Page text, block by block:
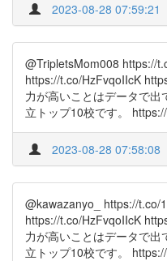
2023-08-28 07:59:21
@TripletsMom008 https://
https://t.co/HzFvqoIIcK
力が高いことはデータで
立トップ10校です。
2023-08-28 07:58:08
@kawazanyo_ https://t.co/
https://t.co/HzFvqoIIcK
力が高いことはデータで
立トップ10校です。